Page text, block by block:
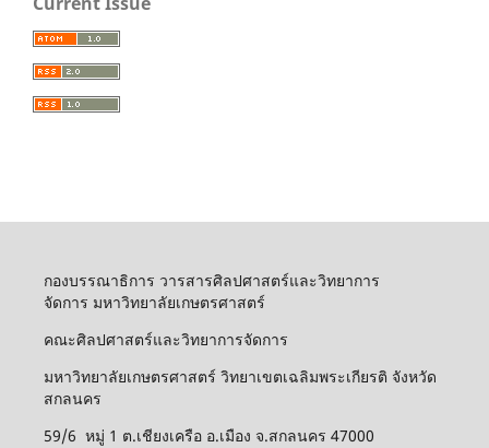
กองบรรณาธิการ วารสารศิลปศาสตร์และวิทยาการ
จัดการ มหาวิทยาลัยเกษตรศาสตร์
คณะศิลปศาสตร์และวิทยาการจัดการ
มหาวิทยาลัยเกษตรศาสตร์ วิทยาเขตเฉลิมพระเกียรติ จังหวัด
สกลนคร
59/6 หมู่ 1 ต.เชียงเครือ อ.เมือง จ.สกลนคร 47000